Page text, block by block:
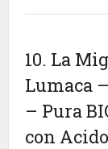
10. La
Lumaca
– Pura
con